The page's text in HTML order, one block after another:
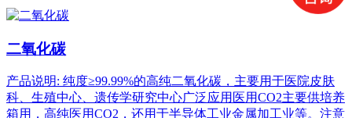
二氧化碳
产品说明: 纯度≥99.99%的高纯二氧化碳，主要用于医院皮肤
科、生殖中心、遗传学研究中心广泛应用医用CO2主要供培养
箱用，高纯医用CO2，还用于半导体工业金属加工业等。注意